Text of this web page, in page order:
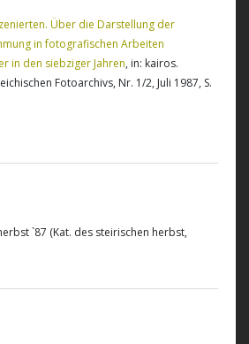
Über die Darstellung der
in fotografischen Arbeiten
in den siebziger Jahren, in: kairos.
Fotoarchivs, Nr. 1/2, Juli 1987, S.
`87 (Kat. des steirischen herbst,